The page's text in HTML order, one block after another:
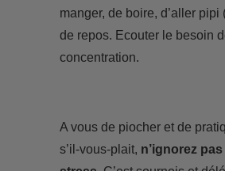
manger, de boire, d’aller
de repos. Ecouter le besoin
concentration.
A vous de piocher et de
s’il-vous-plait, n’ignorez